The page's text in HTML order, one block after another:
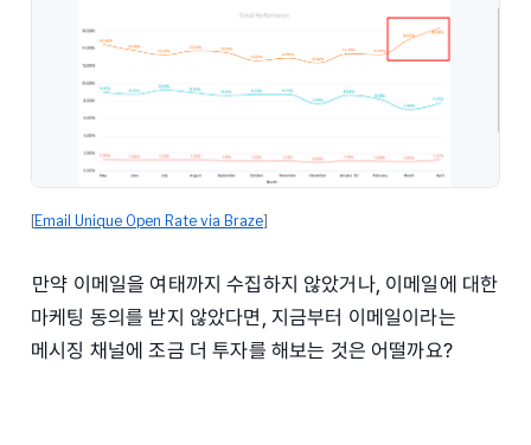
[Email Unique Open Rate via Braze]
만약 이메일을 여태까지 수집하지 않았거나, 이메일에 대한
마케팅 동의를 받지 않았다면, 지금부터 이메일이라는
메시징 채널에 조금 더 투자를 해보는 것은 어떨까요?